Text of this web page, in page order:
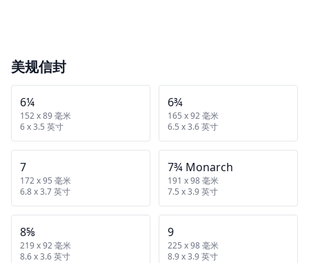
美规信封
6¼
152 x 89 毫米
6 x 3.5 英寸
6¾
165 x 92 毫米
6.5 x 3.6 英寸
7
172 x 95 毫米
6.8 x 3.7 英寸
7¾ Monarch
191 x 98 毫米
7.5 x 3.9 英寸
8⅝
219 x 92 毫米
8.6 x 3.6 英寸
9
225 x 98 毫米
8.9 x 3.9 英寸